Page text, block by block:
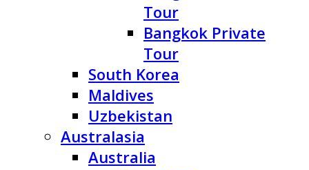
Tour
Bangkok Private
Tour
South Korea
Maldives
Uzbekistan
Australasia
Australia